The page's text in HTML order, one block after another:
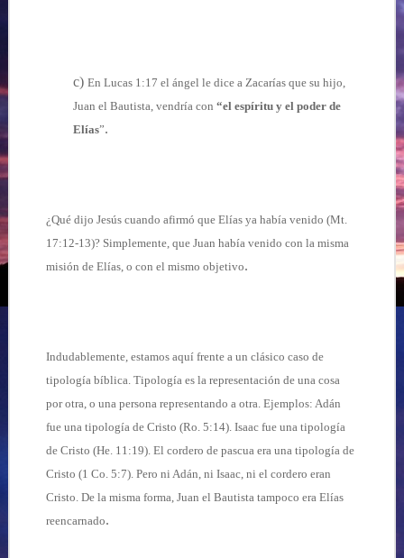
c) En Lucas 1:17 el ángel le dice a Zacarías que su hijo,
Juan el Bautista, vendría con “el espíritu y el poder de
Elías”.
¿Qué dijo Jesús cuando afirmó que Elías ya había venido (Mt.
17:12-13)? Simplemente, que Juan había venido con la misma
misión de Elías, o con el mismo objetivo.
Indudablemente, estamos aquí frente a un clásico caso de
tipología bíblica. Tipología es la representación de una cosa
por otra, o una persona representando a otra. Ejemplos: Adán
fue una tipología de Cristo (Ro. 5:14). Isaac fue una tipología
de Cristo (He. 11:19). El cordero de pascua era una tipología de
Cristo (1 Co. 5:7). Pero ni Adán, ni Isaac, ni el cordero eran
Cristo. De la misma forma, Juan el Bautista tampoco era Elías
reencarnado.